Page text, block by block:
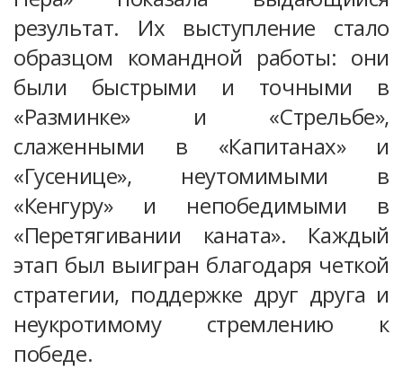
результат. Их выступление стало
образцом командной работы: они
были быстрыми и точными в
«Разминке» и «Стрельбе»,
слаженными в «Капитанах» и
«Гусенице», неутомимыми в
«Кенгуру» и непобедимыми в
«Перетягивании каната». Каждый
этап был выигран благодаря четкой
стратегии, поддержке друг друга и
неукротимому стремлению к
победе.